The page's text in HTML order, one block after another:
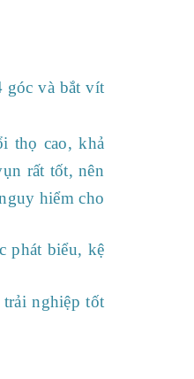
góc và bắt vít
thọ cao, khả
rất tốt, nên
hiểm cho
phát biểu, kệ
nghiệp tốt